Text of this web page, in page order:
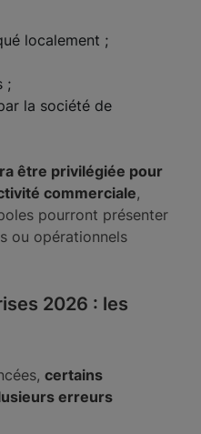
localement ;
;
la société de
être privilégiée pour
commerciale,
pourront présenter
ou opérationnels
2026 : les
certains
erreurs